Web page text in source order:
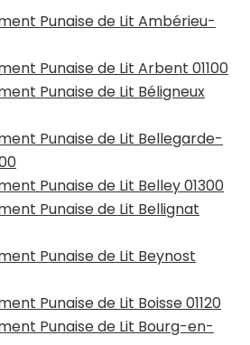
Punaise de Lit Ambérieu-
Punaise de Lit Arbent 01100
Punaise de Lit Béligneux
Punaise de Lit Bellegarde-
Punaise de Lit Belley 01300
Punaise de Lit Bellignat
Punaise de Lit Beynost
Punaise de Lit Boisse 01120
Punaise de Lit Bourg-en-